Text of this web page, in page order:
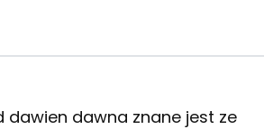
dawien dawna znane jest ze